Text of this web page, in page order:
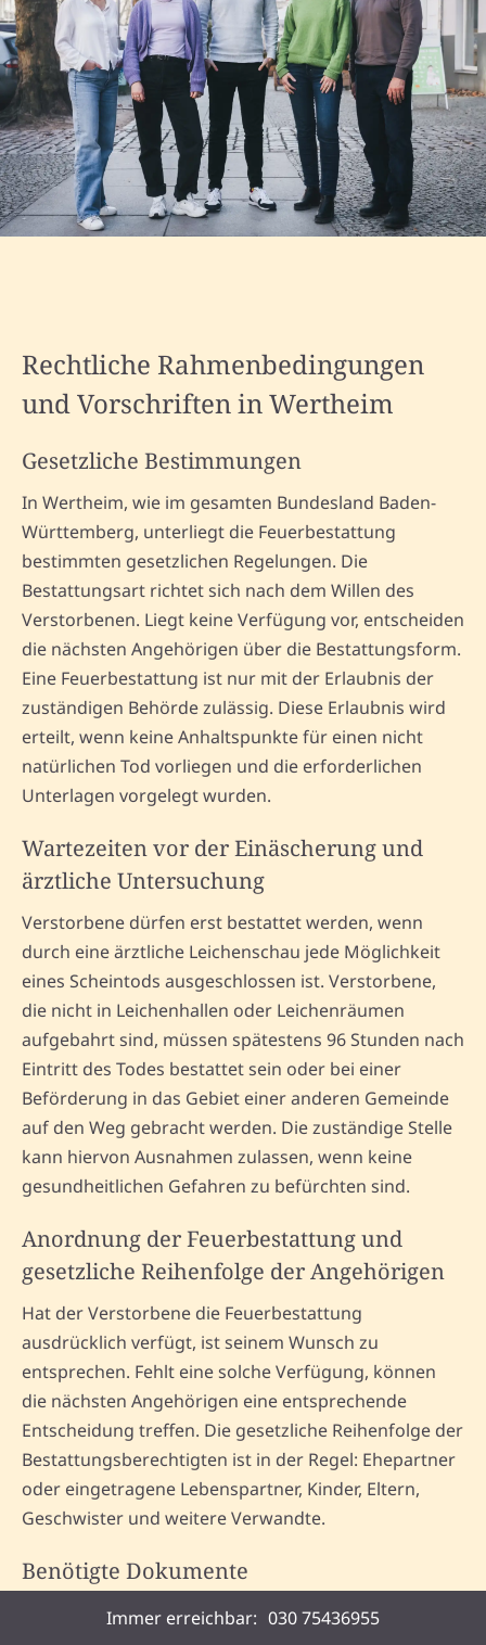
Rechtliche Rahmenbedingungen
und Vorschriften in Wertheim
Gesetzliche Bestimmungen
In Wertheim, wie im gesamten Bundesland Baden-
Württemberg, unterliegt die Feuerbestattung
bestimmten gesetzlichen Regelungen. Die
Bestattungsart richtet sich nach dem Willen des
Verstorbenen. Liegt keine Verfügung vor, entscheiden
die nächsten Angehörigen über die Bestattungsform.
Eine Feuerbestattung ist nur mit der Erlaubnis der
zuständigen Behörde zulässig. Diese Erlaubnis wird
erteilt, wenn keine Anhaltspunkte für einen nicht
natürlichen Tod vorliegen und die erforderlichen
Unterlagen vorgelegt wurden.
Wartezeiten vor der Einäscherung und
ärztliche Untersuchung
Verstorbene dürfen erst bestattet werden, wenn
durch eine ärztliche Leichenschau jede Möglichkeit
eines Scheintods ausgeschlossen ist. Verstorbene,
die nicht in Leichenhallen oder Leichenräumen
aufgebahrt sind, müssen spätestens 96 Stunden nach
Eintritt des Todes bestattet sein oder bei einer
Beförderung in das Gebiet einer anderen Gemeinde
auf den Weg gebracht werden. Die zuständige Stelle
kann hiervon Ausnahmen zulassen, wenn keine
gesundheitlichen Gefahren zu befürchten sind.
Anordnung der Feuerbestattung und
gesetzliche Reihenfolge der Angehörigen
Hat der Verstorbene die Feuerbestattung
ausdrücklich verfügt, ist seinem Wunsch zu
entsprechen. Fehlt eine solche Verfügung, können
die nächsten Angehörigen eine entsprechende
Entscheidung treffen. Die gesetzliche Reihenfolge der
Bestattungsberechtigten ist in der Regel: Ehepartner
oder eingetragene Lebenspartner, Kinder, Eltern,
Geschwister und weitere Verwandte.
Benötigte Dokumente
Für die Durchführung einer Feuerbestattung sind
Immer erreichbar: 030 75436955